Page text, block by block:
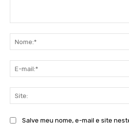
Salve meu nome, e-mail e site